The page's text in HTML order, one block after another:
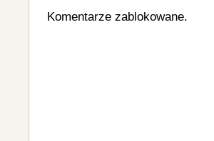
Komentarze zablokowane.